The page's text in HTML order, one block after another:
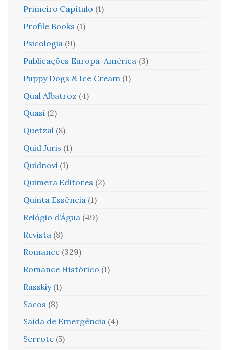
Primeiro Capítulo (1)
Profile Books (1)
Psicologia (9)
Publicações Europa-América (3)
Puppy Dogs & Ice Cream (1)
Qual Albatroz (4)
Quasi (2)
Quetzal (8)
Quid Juris (1)
Quidnovi (1)
Quimera Editores (2)
Quinta Essência (1)
Relógio d'Água (49)
Revista (8)
Romance (329)
Romance Histórico (1)
Russkiy (1)
Sacos (8)
Saída de Emergência (4)
Serrote (5)